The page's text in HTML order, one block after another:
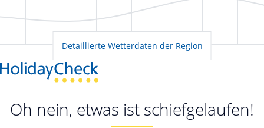
Detaillierte Wetterdaten der Region
Oh nein, etwas ist schiefgelaufen!